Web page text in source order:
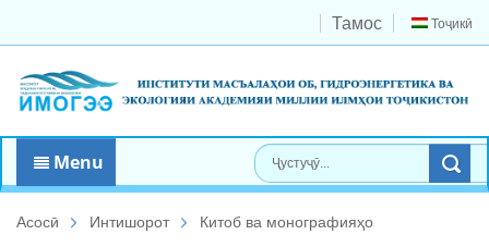
Тоҷикӣ
Тамос
Menu
Асосӣ Интишорот Китоб ва монографияҳо